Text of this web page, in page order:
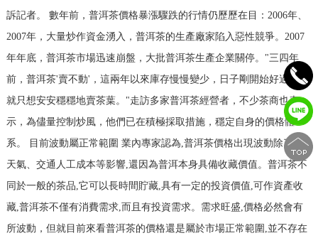
訴記者。 數年前，普洱茶價格暴漲驟跌的行情仍歷歷在目：2006年、
2007年，大量炒作資金湧入，普洱茶的生產廠家陷入惡性競爭。2007
年年底，普洱茶市場迅速崩盤，大批普洱茶生產企業關停。"三四年
前，普洱茶'賣不動'，這兩年以來庫存慢慢變少，日子剛開始好過點，
就只想安安穩穩地賣茶葉。"走訪多家普洱茶經營者，不少茶商也表
示，為儘量控制炒風，他們已在積極採取措施，穩定自身的價格體
系。 目前波動屬正常範圍 業內專家認為,普洱茶價格出現波動除了受
天氣、交通人工成本等影響,還因為普洱本身具備收藏價值。普洱茶不
同於一般的茶品,它可以長時間貯藏,具有一定的投資價值,可作資產收
藏,普洱茶不僅有消費需求,而且有投資需求。需求旺盛,價格必然會有
所波動，但就目前來看普洱茶的價格還是屬於市場正常範圍,並不存在